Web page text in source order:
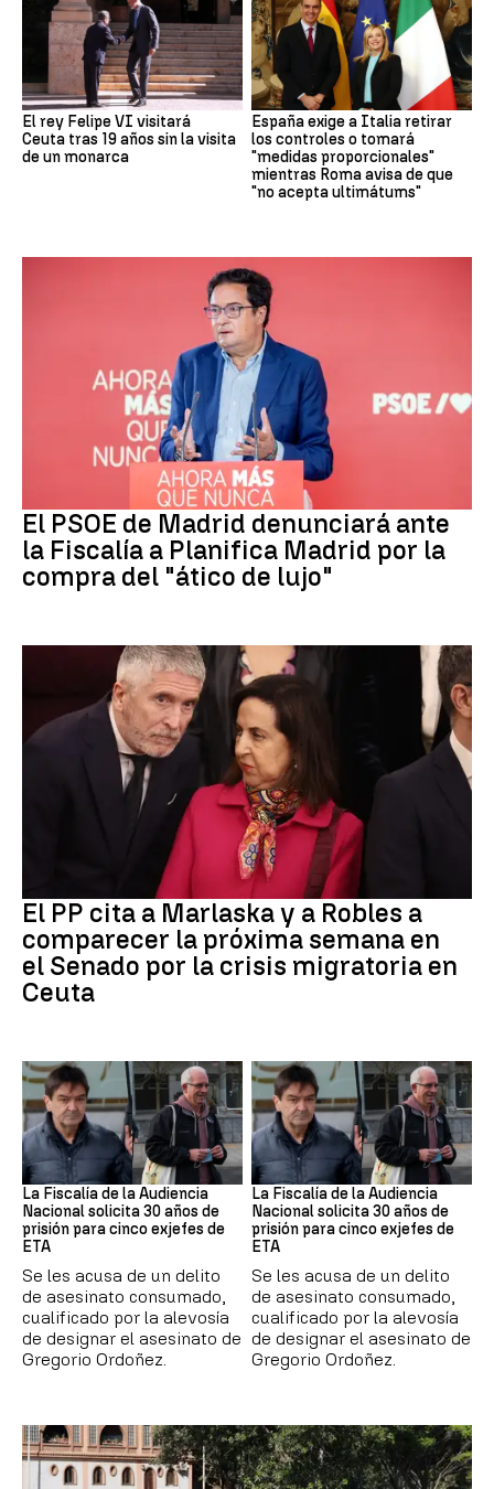
El rey Felipe VI visitará
Ceuta tras 19 años sin la visita
de un monarca
España exige a Italia retirar
los controles o tomará
"medidas proporcionales"
mientras Roma avisa de que
"no acepta ultimátums"
El PSOE de Madrid denunciará ante
la Fiscalía a Planifica Madrid por la
compra del "ático de lujo"
El PP cita a Marlaska y a Robles a
comparecer la próxima semana en
el Senado por la crisis migratoria en
Ceuta
ETA
La Fiscalía de la Audiencia
Nacional solicita 30 años de
prisión para cinco exjefes de
ETA
Se les acusa de un delito
de asesinato consumado,
cualificado por la alevosía
de designar el asesinato de
Gregorio Ordoñez.
ETA
La Fiscalía de la Audiencia
Nacional solicita 30 años de
prisión para cinco exjefes de
ETA
Se les acusa de un delito
de asesinato consumado,
cualificado por la alevosía
de designar el asesinato de
Gregorio Ordoñez.